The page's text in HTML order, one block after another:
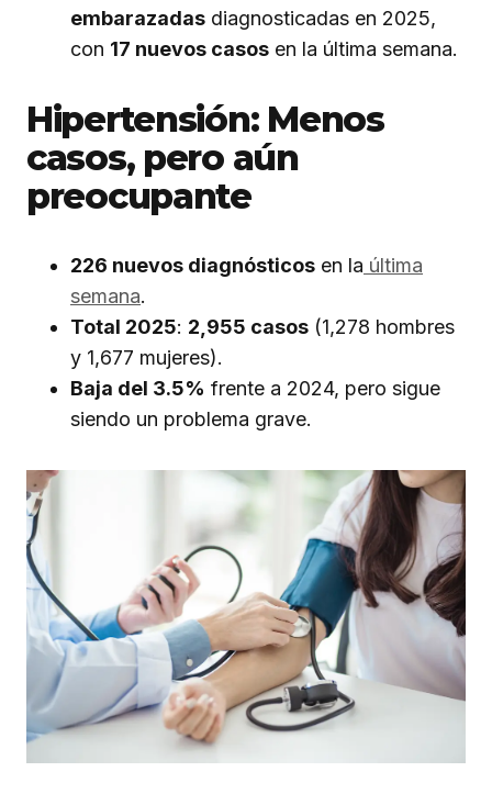
embarazadas diagnosticadas en 2025,
con 17 nuevos casos en la última semana.
Hipertensión: Menos
casos, pero aún
preocupante
226 nuevos diagnósticos en la última
semana.
Total 2025: 2,955 casos (1,278 hombres
y 1,677 mujeres).
Baja del 3.5% frente a 2024, pero sigue
siendo un problema grave.